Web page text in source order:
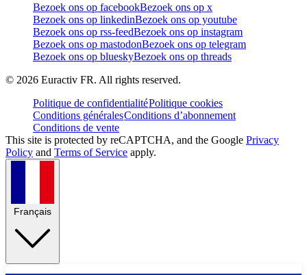
Bezoek ons op facebookBezoek ons op x
Bezoek ons op linkedinBezoek ons op youtube
Bezoek ons op rss-feedBezoek ons op instagram
Bezoek ons op mastodonBezoek ons op telegram
Bezoek ons op blueskyBezoek ons op threads
© 2026 Euractiv FR. All rights reserved.
Politique de confidentialitéPolitique cookies
Conditions généralesConditions d’abonnement
Conditions de vente
This site is protected by reCAPTCHA, and the Google Privacy
Policy and Terms of Service apply.
Français